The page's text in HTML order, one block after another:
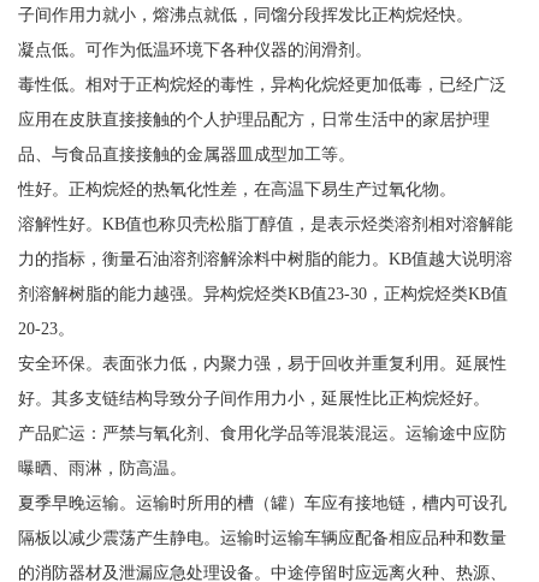
子间作用力就小，熔沸点就低，同馏分段挥发比正构烷烃快。
凝点低。可作为低温环境下各种仪器的润滑剂。
毒性低。相对于正构烷烃的毒性，异构化烷烃更加低毒，已经广泛
应用在皮肤直接接触的个人护理品配方，日常生活中的家居护理
品、与食品直接接触的金属器皿成型加工等。
性好。正构烷烃的热氧化性差，在高温下易生产过氧化物。
溶解性好。KB值也称贝壳松脂丁醇值，是表示烃类溶剂相对溶解能
力的指标，衡量石油溶剂溶解涂料中树脂的能力。KB值越大说明溶
剂溶解树脂的能力越强。异构烷烃类KB值23-30，正构烷烃类KB值
20-23。
安全环保。表面张力低，内聚力强，易于回收并重复利用。延展性
好。其多支链结构导致分子间作用力小，延展性比正构烷烃好。
产品贮运：严禁与氧化剂、食用化学品等混装混运。运输途中应防
曝晒、雨淋，防高温。
夏季早晚运输。运输时所用的槽（罐）车应有接地链，槽内可设孔
隔板以减少震荡产生静电。运输时运输车辆应配备相应品种和数量
的消防器材及泄漏应急处理设备。中途停留时应远离火种、热源、